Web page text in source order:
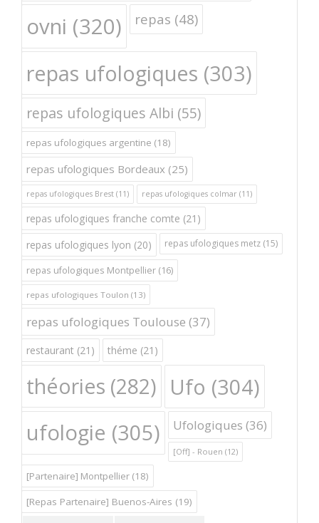
ovni (320) repas (48)
repas ufologiques (303)
repas ufologiques Albi (55)
repas ufologiques argentine (18)
repas ufologiques Bordeaux (25)
repas ufologiques Brest (11) repas ufologiques colmar (11)
repas ufologiques franche comte (21)
repas ufologiques lyon (20) repas ufologiques metz (15)
repas ufologiques Montpellier (16)
repas ufologiques Toulon (13)
repas ufologiques Toulouse (37)
restaurant (21) théme (21)
théories (282) Ufo (304)
ufologie (305) Ufologiques (36)
[Off] - Rouen (12)
[Partenaire] Montpellier (18)
[Repas Partenaire] Buenos-Aires (19)